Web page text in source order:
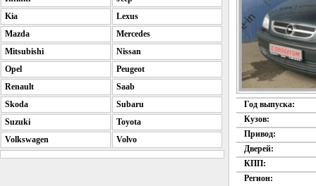
Год выпуска:
Кузов:
Привод:
Дверей:
КПП:
Регион:
Kia
Lexus
Mazda
Mercedes
Mitsubishi
Nissan
Opel
Peugeot
Renault
Saab
Skoda
Subaru
Suzuki
Toyota
Volkswagen
Volvo